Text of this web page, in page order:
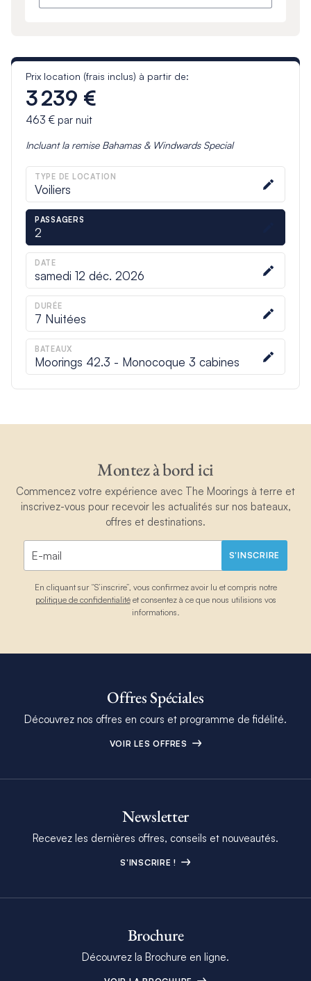
Prix location (frais inclus) à partir de:
3 239 €
463 €par nuit
Incluant la remise Bahamas & Windwards Special
TYPE DE LOCATION
Voiliers
PASSAGERS
2
DATE
samedi 12 déc. 2026
DURÉE
7 Nuitées
BATEAUX
Moorings 42.3 - Monocoque 3 cabines
Montez à bord ici
Commencez votre expérience avec The Moorings à terre et
inscrivez-vous pour recevoir les actualités sur nos bateaux,
offres et destinations.
S'INSCRIRE
En cliquant sur “S’inscrire”, vous confirmez avoir lu et compris notre
politique de confidentialitéet consentez à ce que nous utilisions vos
informations.
Offres Spéciales
Découvrez nos offres en cours et programme de fidélité.
VOIR LES OFFRES
Newsletter
Recevez les dernières offres, conseils et nouveautés.
S'INSCRIRE !
Brochure
Découvrez la Brochure en ligne.